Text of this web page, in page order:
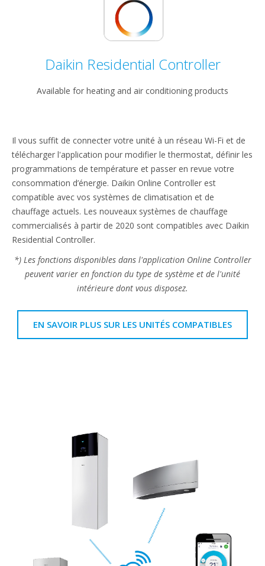
Daikin Residential Controller
Available for heating and air conditioning products
Il vous suffit de connecter votre unité à un réseau Wi-Fi et de
télécharger l'application pour modifier le thermostat, définir les
programmations de température et passer en revue votre
consommation d’énergie. Daikin Online Controller est
compatible avec vos systèmes de climatisation et de
chauffage actuels. Les nouveaux systèmes de chauffage
commercialisés à partir de 2020 sont compatibles avec Daikin
Residential Controller.
*) Les fonctions disponibles dans l'application Online Controller
peuvent varier en fonction du type de système et de l'unité
intérieure dont vous disposez.
EN SAVOIR PLUS SUR LES UNITÉS COMPATIBLES